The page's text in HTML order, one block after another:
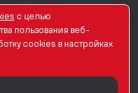
с целью
пользования веб-
сookies в настройках